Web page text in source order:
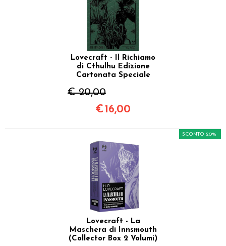
Lovecraft - Il Richiamo
di Cthulhu Edizione
Cartonata Speciale
€ 20,00
€ 16,00
Lovecraft - La
Maschera di Innsmouth
(Collector Box 2 Volumi)
SCONTO 20%